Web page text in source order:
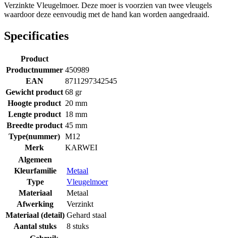
Verzinkte Vleugelmoer. Deze moer is voorzien van twee vleugels
waardoor deze eenvoudig met de hand kan worden aangedraaid.
Specificaties
Product
Productnummer 450989
EAN
8711297342545
Gewicht product 68 gr
Hoogte product 20 mm
Lengte product 18 mm
Breedte product 45 mm
Type(nummer) M12
Merk
KARWEI
Algemeen
Kleurfamilie
Metaal
Type
Vleugelmoer
Materiaal
Metaal
Afwerking
Verzinkt
Materiaal (detail) Gehard staal
Aantal stuks
8 stuks